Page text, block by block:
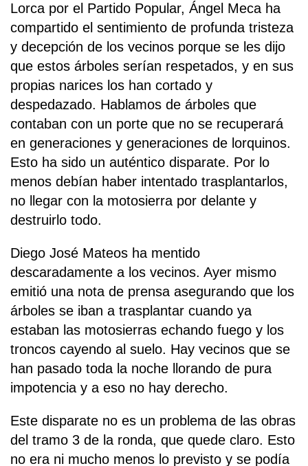
Lorca por el Partido Popular, Ángel Meca ha
compartido el sentimiento de profunda tristeza
y decepción de los vecinos porque se les dijo
que estos árboles serían respetados, y en sus
propias narices los han cortado y
despedazado. Hablamos de árboles que
contaban con un porte que no se recuperará
en generaciones y generaciones de lorquinos.
Esto ha sido un auténtico disparate. Por lo
menos debían haber intentado trasplantarlos,
no llegar con la motosierra por delante y
destruirlo todo.
Diego José Mateos ha mentido
descaradamente a los vecinos. Ayer mismo
emitió una nota de prensa asegurando que los
árboles se iban a trasplantar cuando ya
estaban las motosierras echando fuego y los
troncos cayendo al suelo. Hay vecinos que se
han pasado toda la noche llorando de pura
impotencia y a eso no hay derecho.
Este disparate no es un problema de las obras
del tramo 3 de la ronda, que quede claro. Esto
no era ni mucho menos lo previsto y se podía